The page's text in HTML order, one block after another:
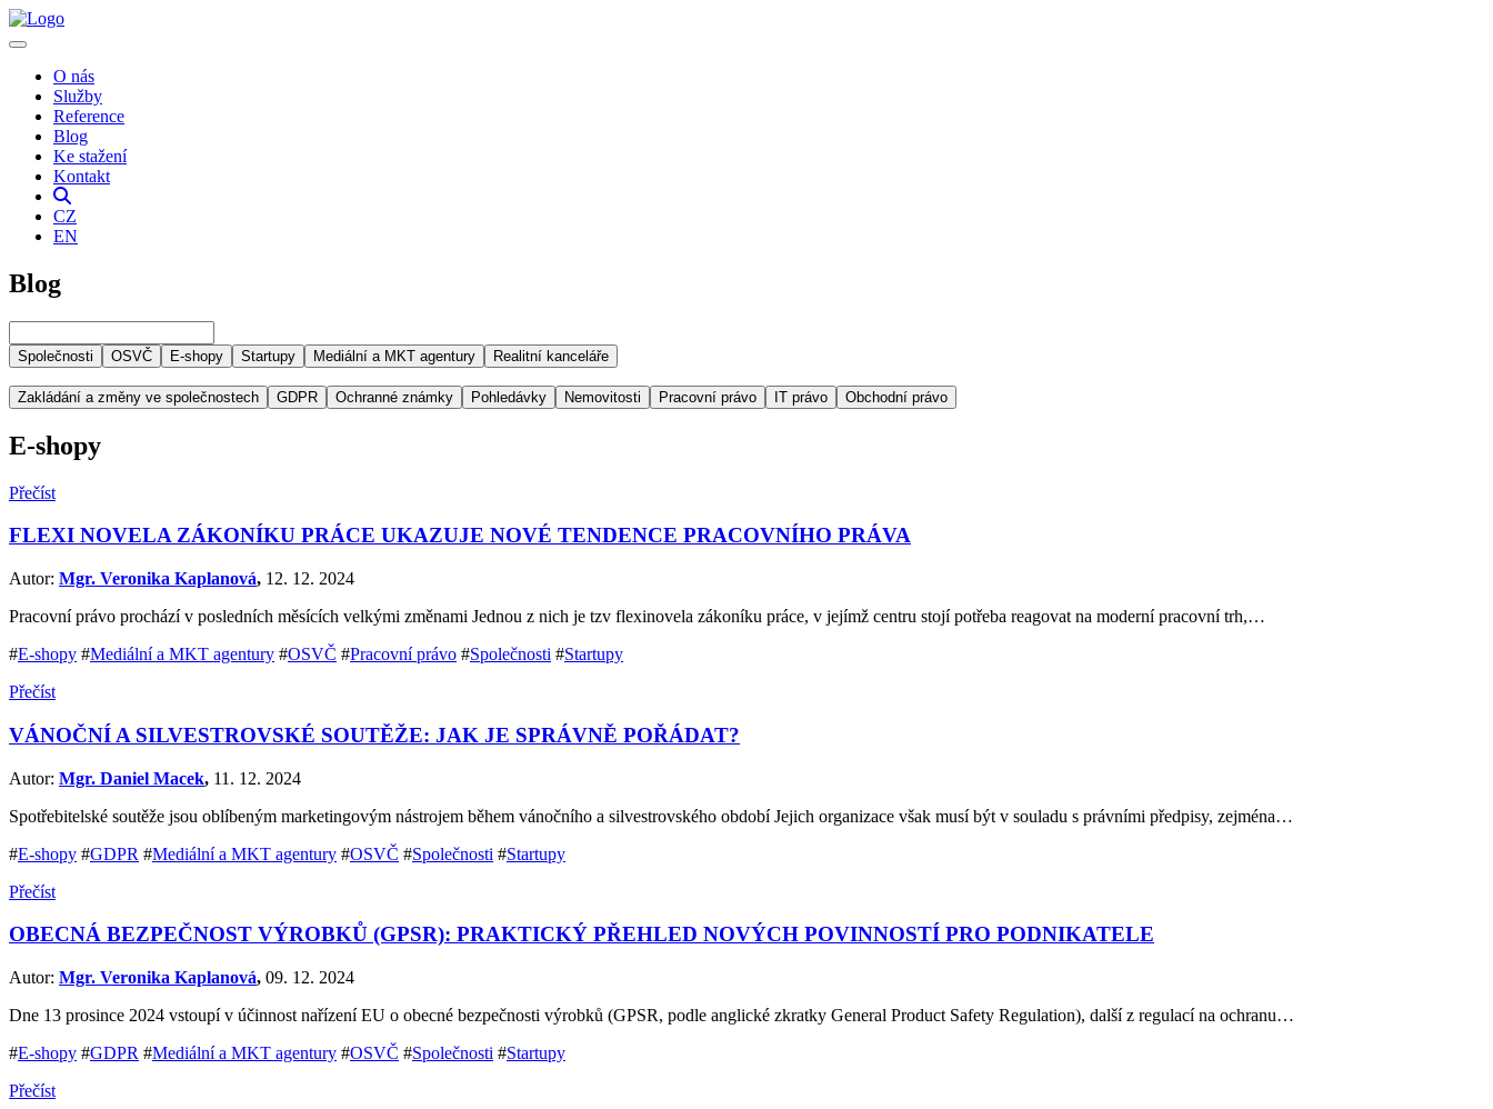
O nás
Služby
Reference
Blog
Ke stažení
Kontakt
CZ
EN
Blog
Společnosti OSVČ E-shopy Startupy Mediální a MKT agentury Realitní kanceláře
Zakládání a změny ve společnostech GDPR Ochranné známky Pohledávky Nemovitosti Pracovní právo IT právo Obchodní právo
E-shopy
Přečíst
FLEXI NOVELA ZÁKONÍKU PRÁCE UKAZUJE NOVÉ TENDENCE PRACOVNÍHO PRÁVA
Autor: Mgr. Veronika Kaplanová, 12. 12. 2024
Pracovní právo prochází v posledních měsících velkými změnami Jednou z nich je tzv flexinovela zákoníku práce, v jejímž centru stojí potřeba reagovat na moderní pracovní trh,…
#E-shopy #Mediální a MKT agentury #OSVČ #Pracovní právo #Společnosti #Startupy
Přečíst
VÁNOČNÍ A SILVESTROVSKÉ SOUTĚŽE: JAK JE SPRÁVNĚ POŘÁDAT?
Autor: Mgr. Daniel Macek, 11. 12. 2024
Spotřebitelské soutěže jsou oblíbeným marketingovým nástrojem během vánočního a silvestrovského období Jejich organizace však musí být v souladu s právními předpisy, zejména…
#E-shopy #GDPR #Mediální a MKT agentury #OSVČ #Společnosti #Startupy
Přečíst
OBECNÁ BEZPEČNOST VÝROBKŮ (GPSR): PRAKTICKÝ PŘEHLED NOVÝCH POVINNOSTÍ PRO PODNIKATELE
Autor: Mgr. Veronika Kaplanová, 09. 12. 2024
Dne 13 prosince 2024 vstoupí v účinnost nařízení EU o obecné bezpečnosti výrobků (GPSR, podle anglické zkratky General Product Safety Regulation), další z regulací na ochranu…
#E-shopy #GDPR #Mediální a MKT agentury #OSVČ #Společnosti #Startupy
Přečíst